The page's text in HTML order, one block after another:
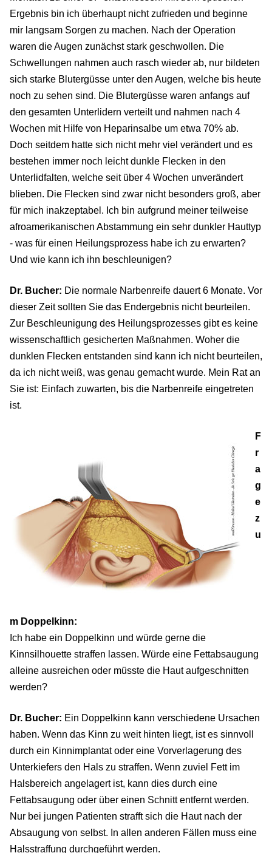
Ergebnis bin ich überhaupt nicht zufrieden und beginne
mir langsam Sorgen zu machen. Nach der Operation
waren die Augen zunächst stark geschwollen. Die
Schwellungen nahmen auch rasch wieder ab, nur bildeten
sich starke Blutergüsse unter den Augen, welche bis heute
noch zu sehen sind. Die Blutergüsse waren anfangs auf
den gesamten Unterlidern verteilt und nahmen nach 4
Wochen mit Hilfe von Heparinsalbe um etwa 70% ab.
Doch seitdem hatte sich nicht mehr viel verändert und es
bestehen immer noch leicht dunkle Flecken in den
Unterlidfalten, welche seit über 4 Wochen unverändert
blieben. Die Flecken sind zwar nicht besonders groß, aber
für mich inakzeptabel. Ich bin aufgrund meiner teilweise
afroamerikanischen Abstammung ein sehr dunkler Hauttyp
- was für einen Heilungsprozess habe ich zu erwarten?
Und wie kann ich ihn beschleunigen?
Dr. Bucher: Die normale Narbenreife dauert 6 Monate. Vor
dieser Zeit sollten Sie das Endergebnis nicht beurteilen.
Zur Beschleunigung des Heilungsprozesses gibt es keine
wissenschaftlich gesicherten Maßnahmen. Woher die
dunklen Flecken entstanden sind kann ich nicht beurteilen,
da ich nicht weiß, was genau gemacht wurde. Mein Rat an
Sie ist: Einfach zuwarten, bis die Narbenreife eingetreten
ist.
F
r
a
g
e
z
u
m Doppelkinn:
Ich habe ein Doppelkinn und würde gerne die
Kinnsilhouette straffen lassen. Würde eine Fettabsaugung
alleine ausreichen oder müsste die Haut aufgeschnitten
werden?
Dr. Bucher: Ein Doppelkinn kann verschiedene Ursachen
haben. Wenn das Kinn zu weit hinten liegt, ist es sinnvoll
durch ein Kinnimplantat oder eine Vorverlagerung des
Unterkiefers den Hals zu straffen. Wenn zuviel Fett im
Halsbereich angelagert ist, kann dies durch eine
Fettabsaugung oder über einen Schnitt entfernt werden.
Nur bei jungen Patienten strafft sich die Haut nach der
Absaugung von selbst. In allen anderen Fällen muss eine
Halsstraffung durchgeführt werden.